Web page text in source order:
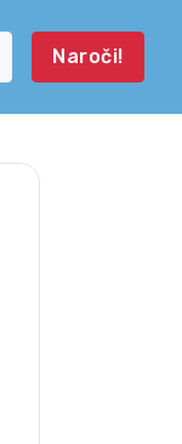
Naroči!